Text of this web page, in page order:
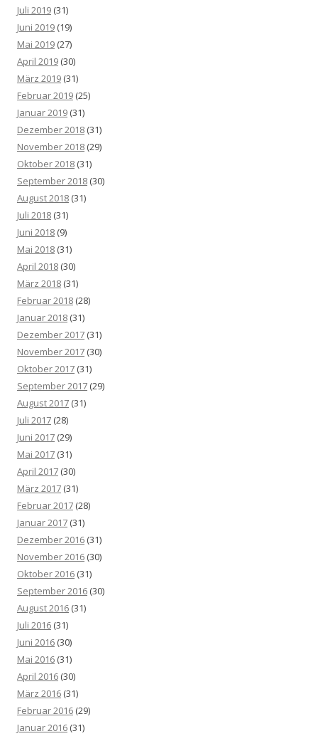
Juli 2019 (31)
Juni 2019 (19)
Mai 2019 (27)
April 2019 (30)
März 2019 (31)
Februar 2019 (25)
Januar 2019 (31)
Dezember 2018 (31)
November 2018 (29)
Oktober 2018 (31)
September 2018 (30)
August 2018 (31)
Juli 2018 (31)
Juni 2018 (9)
Mai 2018 (31)
April 2018 (30)
März 2018 (31)
Februar 2018 (28)
Januar 2018 (31)
Dezember 2017 (31)
November 2017 (30)
Oktober 2017 (31)
September 2017 (29)
August 2017 (31)
Juli 2017 (28)
Juni 2017 (29)
Mai 2017 (31)
April 2017 (30)
März 2017 (31)
Februar 2017 (28)
Januar 2017 (31)
Dezember 2016 (31)
November 2016 (30)
Oktober 2016 (31)
September 2016 (30)
August 2016 (31)
Juli 2016 (31)
Juni 2016 (30)
Mai 2016 (31)
April 2016 (30)
März 2016 (31)
Februar 2016 (29)
Januar 2016 (31)